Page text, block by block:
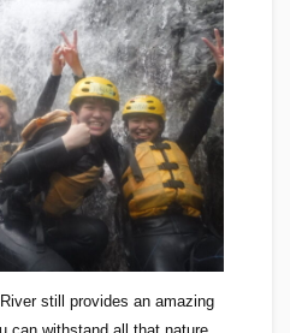
still provides an amazing
can withstand all that nature